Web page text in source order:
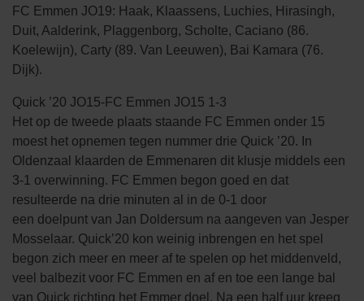
FC Emmen JO19: Haak, Klaassens, Luchies, Hirasingh,
Duit, Aalderink, Plaggenborg, Scholte, Caciano (86.
Koelewijn), Carty (89. Van Leeuwen), Bai Kamara (76.
Dijk).
Quick ’20 JO15-FC Emmen JO15 1-3
Het op de tweede plaats staande FC Emmen onder 15
moest het opnemen tegen nummer drie Quick ’20. In
Oldenzaal klaarden de Emmenaren dit klusje middels een
3-1 overwinning. FC Emmen begon goed en dat
resulteerde na drie minuten al in de 0-1 door
een doelpunt van Jan Doldersum na aangeven van Jesper
Mosselaar. Quick’20 kon weinig inbrengen en het spel
begon zich meer en meer af te spelen op het middenveld,
veel balbezit voor FC Emmen en af en toe een lange bal
van Quick richting het Emmer doel. Na een half uur kreeg